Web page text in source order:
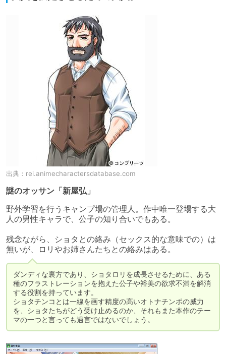
出典： rei.animecharactersdatabase.com
謎のオッサン「新屋弘」
野外学習を行うキャンプ場の管理人。作中唯一登場する大
人の男性キャラで、公子の知り合いでもある。
残念ながら、ショタとの絡み（セックス的な意味での）は
無いが、ロリやお姉さんたちとの絡みはある。
ダンディな裏方であり、ショタロリを成長させるために、ある
種のフラストレーションを抱えた公子や裕美の欲求不満を解消
する役割を持っています。
ショタチンコとは一線を画す精度の高いオトナチンポの威力
を、ショタたちがどう受け止めるのか、それもまた本作のテー
マの一つと言っても過言ではないでしょう。